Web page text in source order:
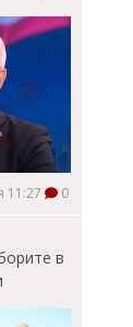
11:27 0
в